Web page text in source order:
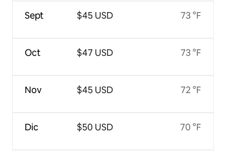
Sept
Oct
Nov
Dic
$45 USD
$47 USD
$45 USD
$50 USD
73 °F
73 °F
72 °F
70 °F